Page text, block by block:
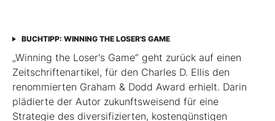
BUCHTIPP: WINNING THE LOSER'S GAME
„Winning the Loser's Game“ geht zurück auf einen
Zeitschriftenartikel, für den Charles D. Ellis den
renommierten Graham & Dodd Award erhielt. Darin
plädierte der Autor zukunftsweisend für eine
Strategie des diversifizierten, kostengünstigen